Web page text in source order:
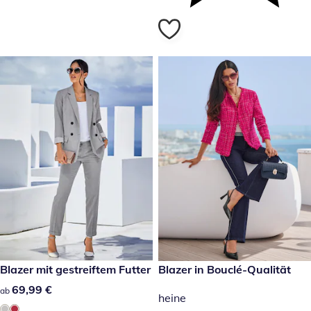
69,99 €
Blazer mit gestreiftem Futter
69,99 €
ab 69,99 €
reduzierter Preis 39,99 €,
-60 %
Blazer in Bouclé-Qualität
heine